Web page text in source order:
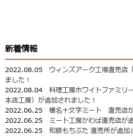
新着情報
2022.08.05 ウィンズアーク工場直売店
ました！
2022.08.04 料理工房ホワイトファミリ
本店工房）が追加されました！
2022.06.25 榛名十文字ミート 直売店
2022.06.25 ミート工房かわば直売店が
2022.06.25 和豚もちぶた 直売所が追加